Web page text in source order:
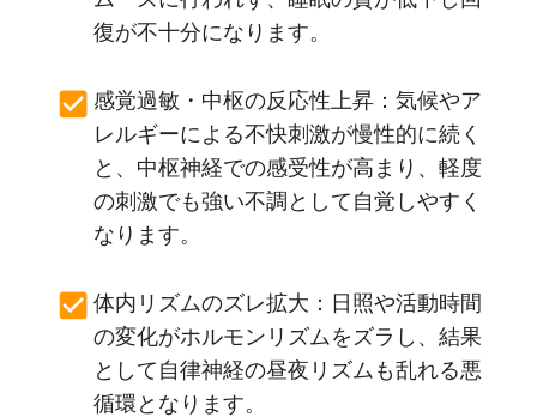
復が不十分になります。
感覚過敏・中枢の反応性上昇：気候やア
レルギーによる不快刺激が慢性的に続く
と、中枢神経での感受性が高まり、軽度
の刺激でも強い不調として自覚しやすく
なります。
体内リズムのズレ拡大：日照や活動時間
の変化がホルモンリズムをズラし、結果
として自律神経の昼夜リズムも乱れる悪
循環となります。